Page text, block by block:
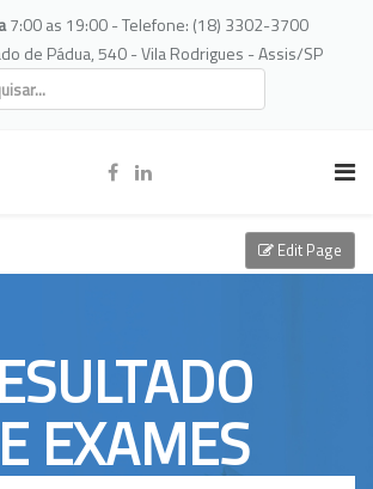
7:00 as 19:00 - Telefone: (18) 3302-3700
de Pádua, 540 - Vila Rodrigues - Assis/SP
EXAMES
Edit Page